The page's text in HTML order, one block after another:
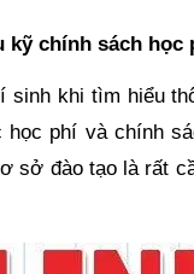
kỹ chính sách
sinh khi tìm hiểu
học phí và chính
sở đào tạo là rất